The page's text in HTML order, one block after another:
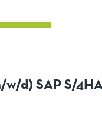
d) SAP S/